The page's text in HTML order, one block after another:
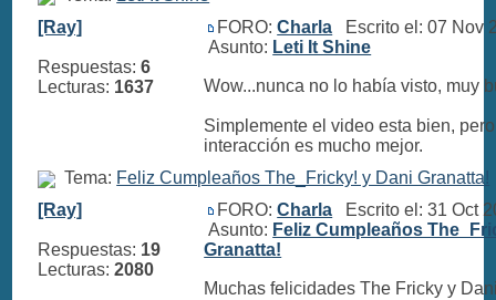
[Ray]
Respuestas:6
Lecturas: 1637
FORO:Charla Escrito el: 07 Nov
Asunto: Leti It Shine
Wow...nunca no lo había visto, muy
Simplemente el video esta bien,
interacción es mucho mejor.
Tema: Feliz Cumpleaños The_Fricky! y Dani Granatta!
[Ray]
Respuestas: 19
Lecturas:2080
FORO:Charla Escrito el: 31 Oct
Asunto: Feliz Cumpleaños
Granatta!
Muchas felicidades The Fricky y